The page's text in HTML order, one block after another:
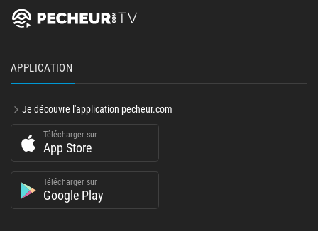
APPLICATION
Je découvre l'application pecheur.com
Télécharger sur
App Store
Télécharger sur
Google Play